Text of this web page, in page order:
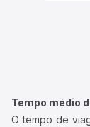
Tempo médio
O tempo de